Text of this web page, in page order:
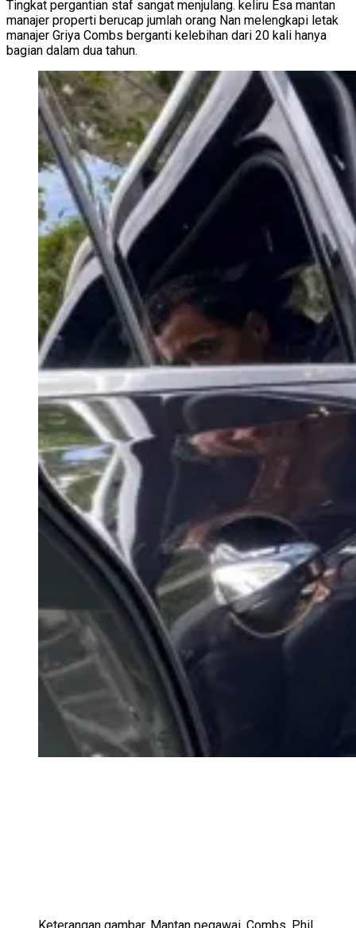
Tingkat pergantian staf sangat menjulang. keliru Esa mantan
manajer properti berucap jumlah orang Nan melengkapi letak
manajer Griya Combs berganti kelebihan dari 20 kali hanya
bagian dalam dua tahun.